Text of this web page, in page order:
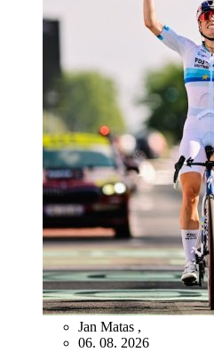
Jan Matas ,
06. 08. 2026